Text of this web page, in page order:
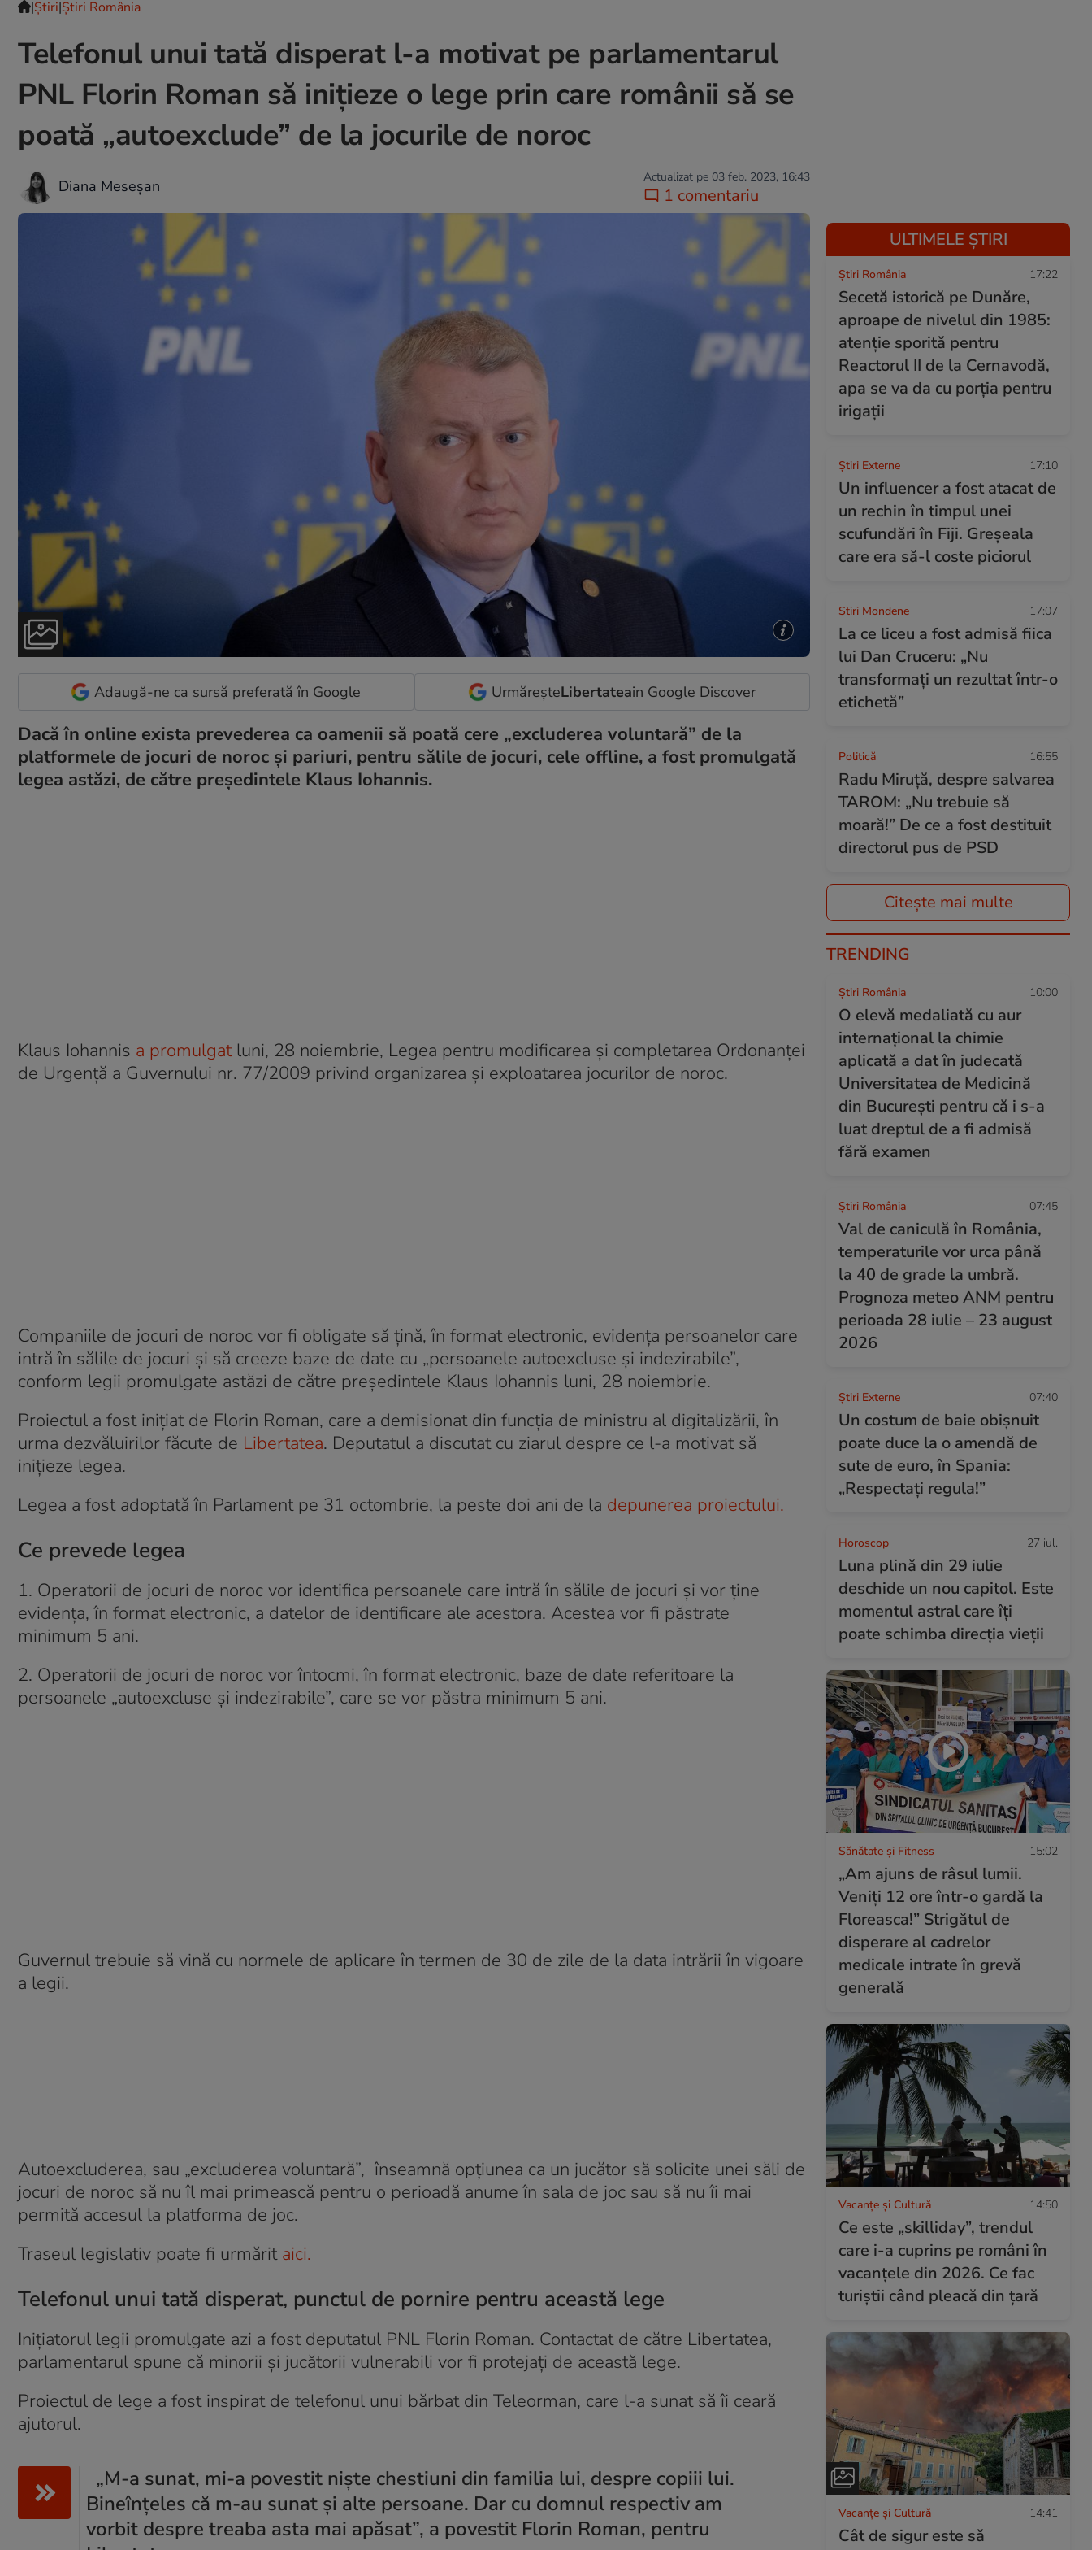
|Ştiri|Știri România
Telefonul unui tată disperat l-a motivat pe parlamentarul
PNL Florin Roman să inițieze o lege prin care românii să se
poată „autoexclude” de la jocurile de noroc
Diana Meseșan Actualizat pe 03 feb. 2023, 16:43
1 comentariu
Adaugă-ne ca sursă preferată în Google UrmăreșteLibertateain Google Discover
Dacă în online exista prevederea ca oamenii să poată cere „excluderea voluntară” de la
platformele de jocuri de noroc și pariuri, pentru sălile de jocuri, cele offline, a fost promulgată
legea astăzi, de către președintele Klaus Iohannis.
Klaus Iohannis a promulgat luni, 28 noiembrie, Legea pentru modificarea şi completarea Ordonanţei
de Urgenţă a Guvernului nr. 77/2009 privind organizarea şi exploatarea jocurilor de noroc.
Companiile de jocuri de noroc vor fi obligate să țină, în format electronic, evidența persoanelor care
intră în sălile de jocuri și să creeze baze de date cu „persoanele autoexcluse și indezirabile”,
conform legii promulgate astăzi de către președintele Klaus Iohannis luni, 28 noiembrie.
Proiectul a fost inițiat de Florin Roman, care a demisionat din funcția de ministru al digitalizării, în
urma dezvăluirilor făcute de Libertatea. Deputatul a discutat cu ziarul despre ce l-a motivat să
inițieze legea.
Legea a fost adoptată în Parlament pe 31 octombrie, la peste doi ani de la depunerea proiectului.
Ce prevede legea
1. Operatorii de jocuri de noroc vor identifica persoanele care intră în sălile de jocuri și vor ține
evidența, în format electronic, a datelor de identificare ale acestora. Acestea vor fi păstrate
minimum 5 ani.
2. Operatorii de jocuri de noroc vor întocmi, în format electronic, baze de date referitoare la
persoanele „autoexcluse și indezirabile”, care se vor păstra minimum 5 ani.
Guvernul trebuie să vină cu normele de aplicare în termen de 30 de zile de la data intrării în vigoare
a legii.
Autoexcluderea, sau „excluderea voluntară”, înseamnă opțiunea ca un jucător să solicite unei săli de
jocuri de noroc să nu îl mai primească pentru o perioadă anume în sala de joc sau să nu îi mai
permită accesul la platforma de joc.
Traseul legislativ poate fi urmăritaici.
Telefonul unui tată disperat, punctul de pornire pentru această lege
Inițiatorul legii promulgate azi a fost deputatul PNL Florin Roman. Contactat de către Libertatea,
parlamentarul spune că minorii și jucătorii vulnerabili vor fi protejați de această lege.
Proiectul de lege a fost inspirat de telefonul unui bărbat din Teleorman, care l-a sunat să îi ceară
ajutorul.
„M-a sunat, mi-a povestit niște chestiuni din familia lui, despre copiii lui.
Bineînțeles că m-au sunat și alte persoane. Dar cu domnul respectiv am
vorbit despre treaba asta mai apăsat”, a povestit Florin Roman, pentru
ULTIMELE ȘTIRI
Știri România 17:22
Secetă istorică pe Dunăre,
aproape de nivelul din 1985:
atenție sporită pentru
Reactorul II de la Cernavodă,
apa se va da cu porția pentru
irigații
Știri Externe 17:10
Un influencer a fost atacat de
un rechin în timpul unei
scufundări în Fiji. Greșeala
care era să-l coste piciorul
Stiri Mondene 17:07
La ce liceu a fost admisă fiica
lui Dan Cruceru: „Nu
transformați un rezultat într-o
etichetă”
Politică 16:55
Radu Miruță, despre salvarea
TAROM: „Nu trebuie să
moară!” De ce a fost destituit
directorul pus de PSD
Citește mai multe
TRENDING
Știri România 10:00
O elevă medaliată cu aur
internațional la chimie
aplicată a dat în judecată
Universitatea de Medicină
din București pentru că i s-a
luat dreptul de a fi admisă
fără examen
Știri România 07:45
Val de caniculă în România,
temperaturile vor urca până
la 40 de grade la umbră.
Prognoza meteo ANM pentru
perioada 28 iulie – 23 august
2026
Știri Externe 07:40
Un costum de baie obișnuit
poate duce la o amendă de
sute de euro, în Spania:
„Respectați regula!”
Horoscop 27 iul.
Luna plină din 29 iulie
deschide un nou capitol. Este
momentul astral care îți
poate schimba direcția vieții
Sănătate și Fitness 15:02
„Am ajuns de râsul lumii.
Veniți 12 ore într-o gardă la
Floreasca!” Strigătul de
disperare al cadrelor
medicale intrate în grevă
generală
Vacanțe și Cultură 14:50
Ce este „skilliday”, trendul
care i-a cuprins pe români în
vacanțele din 2026. Ce fac
turiștii când pleacă din țară
Vacanțe și Cultură 14:41
Cât de sigur este să